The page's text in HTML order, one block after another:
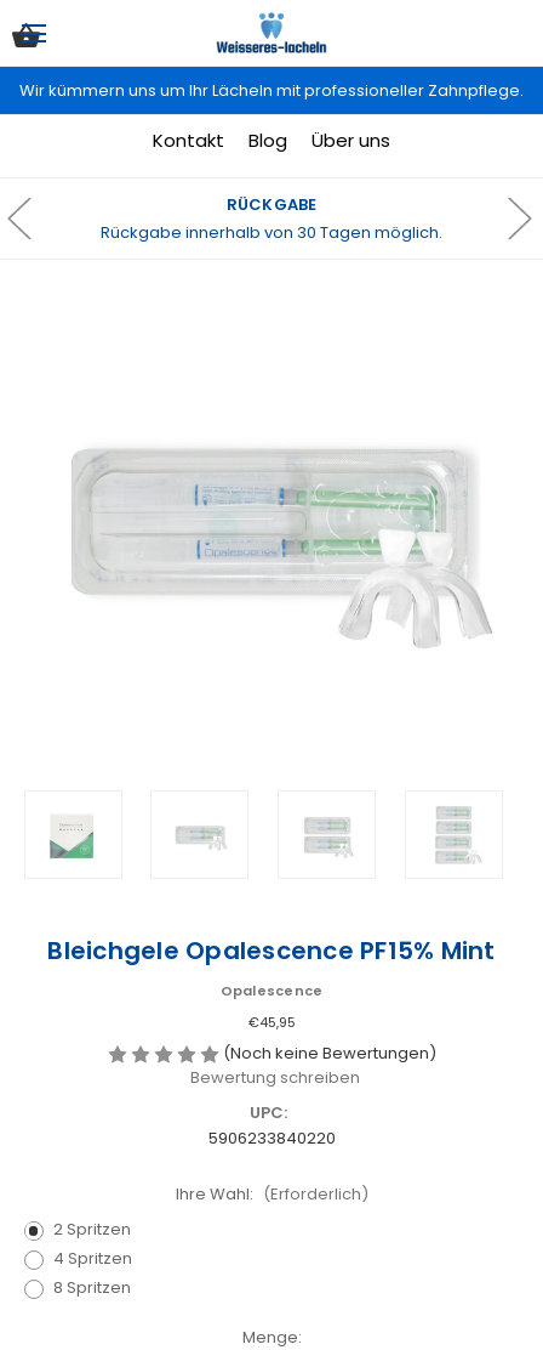
Wir kümmern uns um Ihr Lächeln mit professioneller Zahnpflege.
Kontakt Blog Über uns
RÜCKGABE
Rückgabe innerhalb von 30 Tagen möglich.
Bleichgele Opalescence PF15% Mint
Opalescence
€45,95
(Noch keine Bewertungen)
Bewertung schreiben
UPC:
5906233840220
Ihre Wahl: (Erforderlich)
2 Spritzen
4 Spritzen
8 Spritzen
Menge: